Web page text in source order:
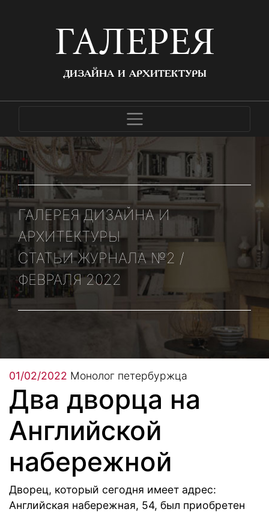
ГАЛЕРЕЯ
ДИЗАЙНА И АРХИТЕКТУРЫ
ГАЛЕРЕЯ ДИЗАЙНА И
АРХИТЕКТУРЫ
СТАТЬИ ЖУРНАЛА №2 /
ФЕВРАЛЯ 2022
01/02/2022 Монолог петербуржца
Два дворца на
Английской
набережной
Дворец, который сегодня имеет адрес:
Английс­кая набережная, 54, был приобретен